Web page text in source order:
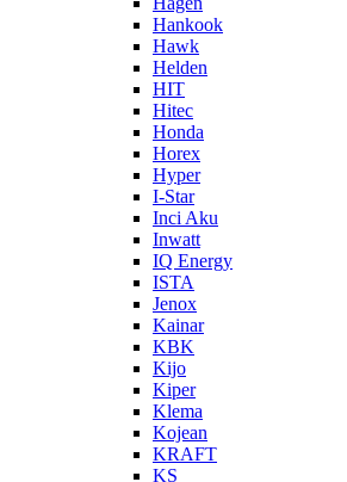
Hankook
Hawk
Helden
HIT
Hitec
Honda
Horex
Hyper
I-Star
Inci Aku
Inwatt
IQ Energy
ISTA
Jenox
Kainar
KBK
Kijo
Kiper
Klema
Kojean
KRAFT
KS